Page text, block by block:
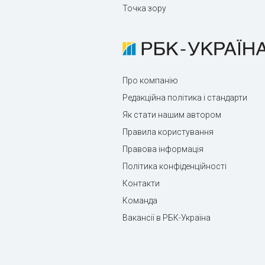
Точка зору
Про компанію
Редакційна політика і стандарти
Як стати нашим автором
Правила користування
Правова інформація
Політика конфіденційності
Контакти
Команда
Вакансії в РБК-Україна